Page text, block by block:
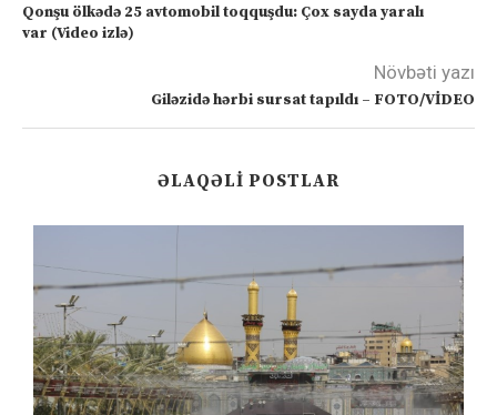
Qonşu ölkədə 25 avtomobil toqquşdu: Çox sayda yaralı
var (Video izlə)
Növbəti yazı
Giləzidə hərbi sursat tapıldı – FOTO/VİDEO
ƏLAQƏLI POSTLAR